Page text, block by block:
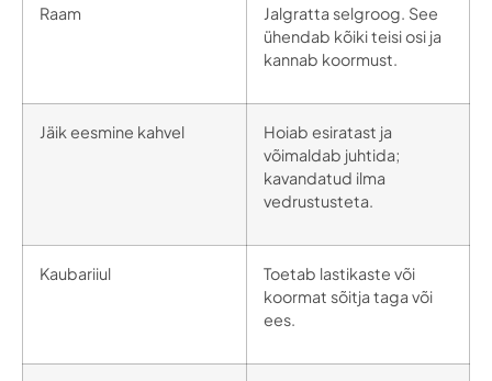
Raam
Jalgratta selgroog. See
ühendab kõiki teisi osi ja
kannab koormust.
Jäik eesmine kahvel
Hoiab esiratast ja
võimaldab juhtida;
kavandatud ilma
vedrustusteta.
Kaubariiul
Toetab lastikaste või
koormat sõitja taga või
ees.